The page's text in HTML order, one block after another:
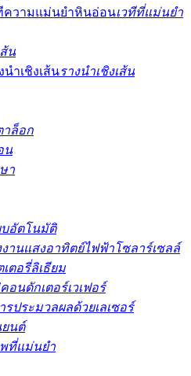
เวทีที่แม่นยำ
ส้น
รางนำเชิงเส้น
าล็อก
น
า
อัตโนมัติ
านแสงอาทิตย์ไฟฟ้าโซลาร์เซลล์
ตอรี่ลิเธียม
อนดักเตอร์เวเฟอร์
ประมวลผลด้วยเลเซอร์
นต์
ที่แม่นยำ